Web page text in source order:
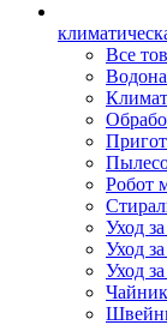
Все
Робот
Уход
Уход
Уход